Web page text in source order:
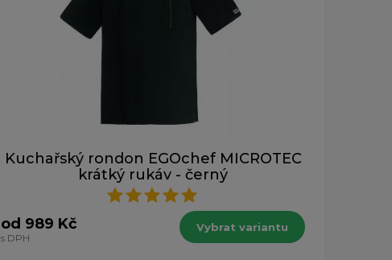
Kuchařský rondon EGOchef MICROTEC
krátký rukáv - černý
od 989 Kč
s DPH
Vybrat variantu